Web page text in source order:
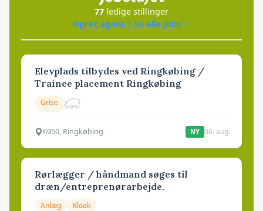
77 ledige stillinger
Opret agent
Se alle jobs
Elevplads tilbydes ved Ringkøbing /
Trainee placement Ringkøbing
Grise
6950, Ringkøbing NY 06. aug.
Rørlægger / håndmand søges til
dræn/entreprenørarbejde.
Anlæg Kloak